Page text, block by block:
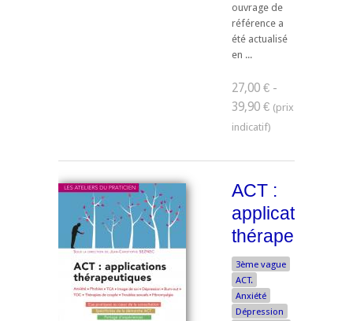
ouvrage de
référence a
été actualisé
en ...
27,00 € -
39,90 €
ACT :
applications
thérapeutiques
3ème vague
ACT.
Anxiété
Dépression